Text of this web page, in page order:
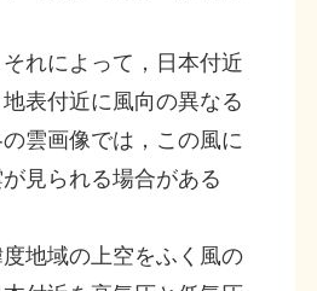
れによって，日本付近
表付近に風向の異なる
雲画像では，この風に
見られる場合がある
地域の上空をふく風の